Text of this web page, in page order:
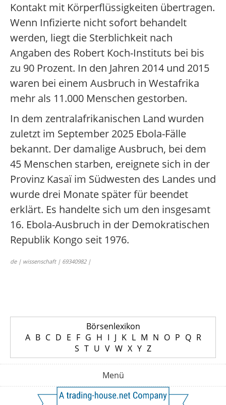
Kontakt mit Körperflüssigkeiten übertragen.
Wenn Infizierte nicht sofort behandelt
werden, liegt die Sterblichkeit nach
Angaben des Robert Koch-Instituts bei bis
zu 90 Prozent. In den Jahren 2014 und 2015
waren bei einem Ausbruch in Westafrika
mehr als 11.000 Menschen gestorben.
In dem zentralafrikanischen Land wurden
zuletzt im September 2025 Ebola-Fälle
bekannt. Der damalige Ausbruch, bei dem
45 Menschen starben, ereignete sich in der
Provinz Kasaï im Südwesten des Landes und
wurde drei Monate später für beendet
erklärt. Es handelte sich um den insgesamt
16. Ebola-Ausbruch in der Demokratischen
Republik Kongo seit 1976.
de | wissenschaft | 69340982 |
Börsenlexikon
A B C D E F G H I J K L M N O P Q R
S T U V W X Y Z
Menü